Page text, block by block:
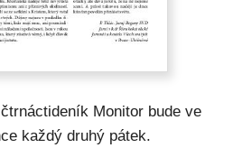
Monitor bude ve
každý druhý pátek.